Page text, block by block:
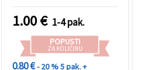
1.00€ 1-4 pak.
POPUSTI
ZA KOLIČINU
0.80 €- 20 %5 pak. +